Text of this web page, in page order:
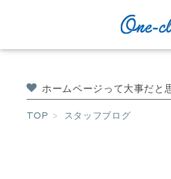
ホームページって大事だと
TOP スタッフブログ